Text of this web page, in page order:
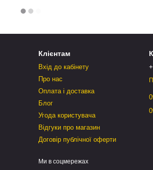
Клієнтам
Вхід до кабінету
Про нас
Оплата і доставка
Блог
Угода користувача
Відгуки про магазин
Договір публічної оферти
Ми в соцмережах